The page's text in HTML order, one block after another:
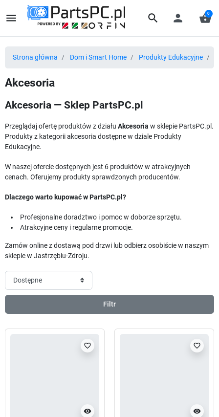
menu search person shopping_basket
0
Strona główna Dom i Smart Home Produkty Edukacyjne
Akcesoria
Akcesoria — Sklep PartsPC.pl
Przeglądaj ofertę produktów z działu Akcesoria w sklepie PartsPC.pl.
Produkty z kategorii akcesoria dostępne w dziale Produkty
Edukacyjne.
W naszej ofercie dostępnych jest 6 produktów w atrakcyjnych
cenach. Oferujemy produkty sprawdzonych producentów.
Dlaczego warto kupować w PartsPC.pl?
Profesjonalne doradztwo i pomoc w doborze sprzętu.
Atrakcyjne ceny i regularne promocje.
Zamów online z dostawą pod drzwi lub odbierz osobiście w naszym
sklepie w Jastrzębiu-Zdroju.
Filtr
visibility
favorite_border
visibility
favorite_border